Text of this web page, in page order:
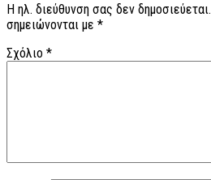
Η ηλ. διεύθυνση σας δεν δημοσιεύεται.
σημειώνονται με *
Σχόλιο *